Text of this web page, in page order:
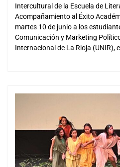
Intercultural de la Escuela de
Acompañamiento al Éxito
martes 10 de junio a los
Comunicación y Marketing
Internacional de La Rioja (UNIR),